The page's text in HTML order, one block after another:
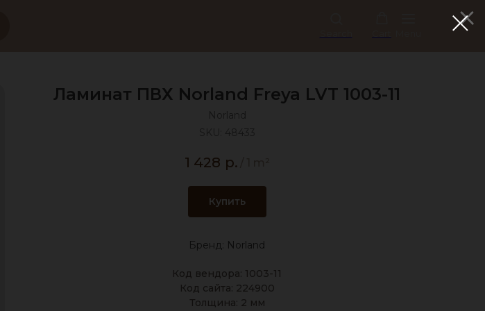
Ламинат ПВХ Norland Freya LVT 1003-11
1 428 р.
Купить
Бренд: Norland
Код вендора: 1003-11
Код сайта: 224900
Толщина: 2 мм